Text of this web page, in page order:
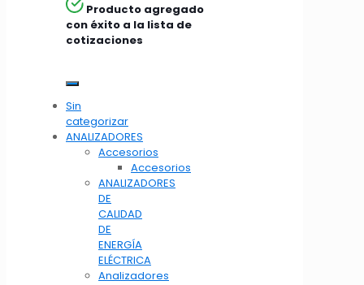
Producto agregado
con éxito a la lista de
cotizaciones
Sin
categorizar
ANALIZADORES
Accesorios
Accesorios
ANALIZADORES
DE
CALIDAD
DE
ENERGÍA
ELÉCTRICA
Analizadores